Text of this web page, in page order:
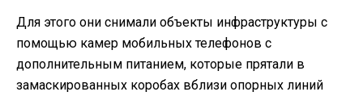
Для этого они снимали объекты инфраструктуры с
помощью камер мобильных телефонов с
дополнительным питанием, которые прятали в
замаскированных коробах вблизи опорных линий